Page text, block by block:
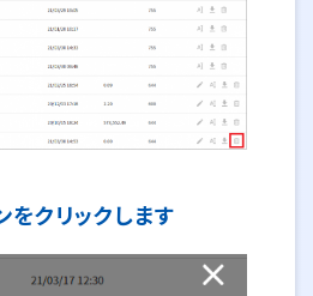
をクリックします